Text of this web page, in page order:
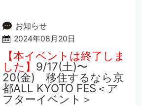
お知らせ
2024年08月20日
【本イベントは終了しま
した】 9/17(土)〜
20(金) 移住するなら京
都ALL KYOTO FES＜ア
フターイベント＞